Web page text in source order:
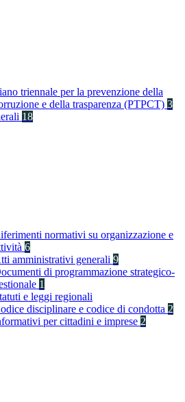
triennale per la prevenzione della
e della trasparenza (PTPCT) 3
18
normativi su organizzazione e
6
amministrativi generali 9
di programmazione strategico-
1
e leggi regionali
disciplinare e codice di condotta 2
per cittadini e imprese 2